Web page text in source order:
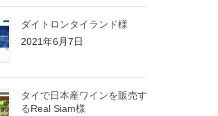
ダイトロンタイランド様
2021年6月7日
タイで日本産ワインを販売す
るReal Siam様